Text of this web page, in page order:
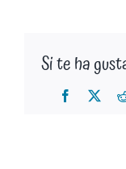
Si te ha
Facebook
X